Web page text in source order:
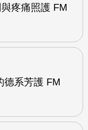
疼痛照護 FM
德系芳護 FM